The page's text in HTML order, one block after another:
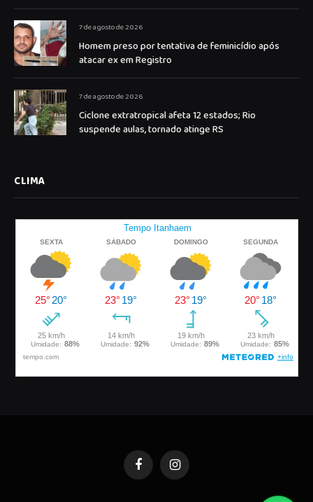
7 de agosto de 2026
Homem preso por tentativa de feminicídio após
atacar ex em Registro
7 de agosto de 2026
Ciclone extratropical afeta 12 estados; Rio
suspende aulas, tornado atinge RS
CLIMA
FacebookInstagram